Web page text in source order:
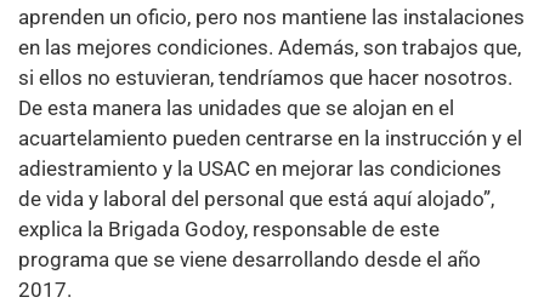
aprenden un oficio, pero nos mantiene las instalaciones
en las mejores condiciones. Además, son trabajos que,
si ellos no estuvieran, tendríamos que hacer nosotros.
De esta manera las unidades que se alojan en el
acuartelamiento pueden centrarse en la instrucción y el
adiestramiento y la USAC en mejorar las condiciones
de vida y laboral del personal que está aquí alojado”,
explica la Brigada Godoy, responsable de este
programa que se viene desarrollando desde el año
2017.